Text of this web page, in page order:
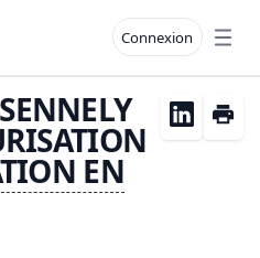
Connexion
EN